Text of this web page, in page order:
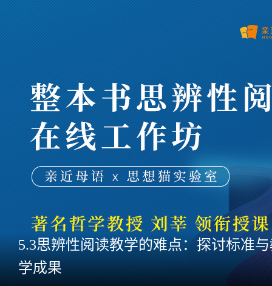
5.3思辨性阅读教学的难点：探讨标准
学成果